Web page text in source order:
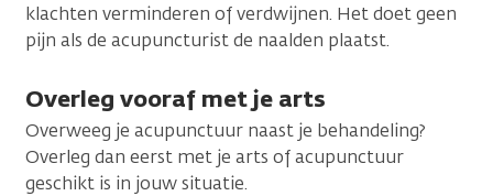
klachten verminderen of verdwijnen. Het doet geen
pijn als de acupuncturist de naalden plaatst.
Overleg vooraf met je arts
Overweeg je acupunctuur naast je behandeling?
Overleg dan eerst met je arts of acupunctuur
geschikt is in jouw situatie.